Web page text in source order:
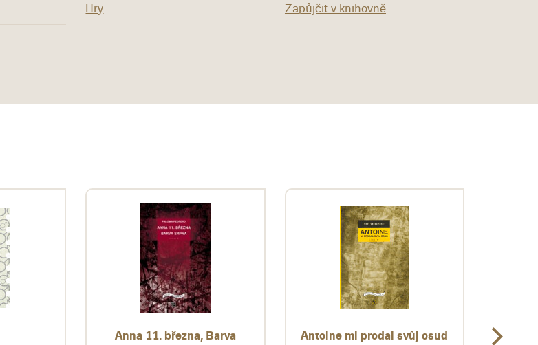
Hry Zapůjčit v knihovně
Anna 11. března, Barva
Antoine mi prodal svůj osud